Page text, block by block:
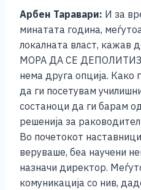
Арбен Таравари: И за
минатата година,
локалната власт,
МОРА ДА СЕ
нема друга опција. Како
да ги посетувам
состаноци да ги барам
решенија за
Во почетокот
веруваше, беа научени
назначи директор.
комуникација со нив,